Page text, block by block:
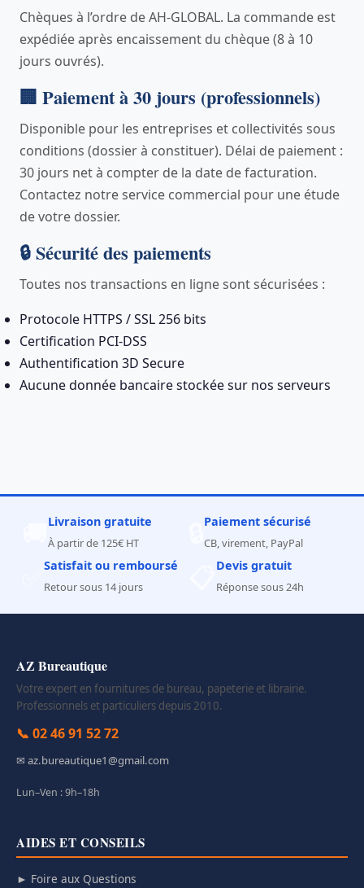
Chèques à l’ordre de AH-GLOBAL. La commande est
expédiée après encaissement du chèque (8 à 10
jours ouvrés).
🏢 Paiement à 30 jours (professionnels)
Disponible pour les entreprises et collectivités sous
conditions (dossier à constituer). Délai de paiement :
30 jours net à compter de la date de facturation.
Contactez notre service commercial pour une étude
de votre dossier.
🔒 Sécurité des paiements
Toutes nos transactions en ligne sont sécurisées :
Protocole HTTPS / SSL 256 bits
Certification PCI-DSS
Authentification 3D Secure
Aucune donnée bancaire stockée sur nos serveurs
Livraison gratuite
À partir de 125€ HT
Paiement sécurisé
CB, virement, PayPal
Satisfait ou remboursé
Retour sous 14 jours
Devis gratuit
Réponse sous 24h
AZ Bureautique
Votre expert en fournitures de bureau, papeterie et librairie.
Professionnels et particuliers depuis 2010.
📞 02 46 91 52 72
✉ az.bureautique1@gmail.com
Lun–Ven : 9h–18h
AIDES ET CONSEILS
► Foire aux Questions